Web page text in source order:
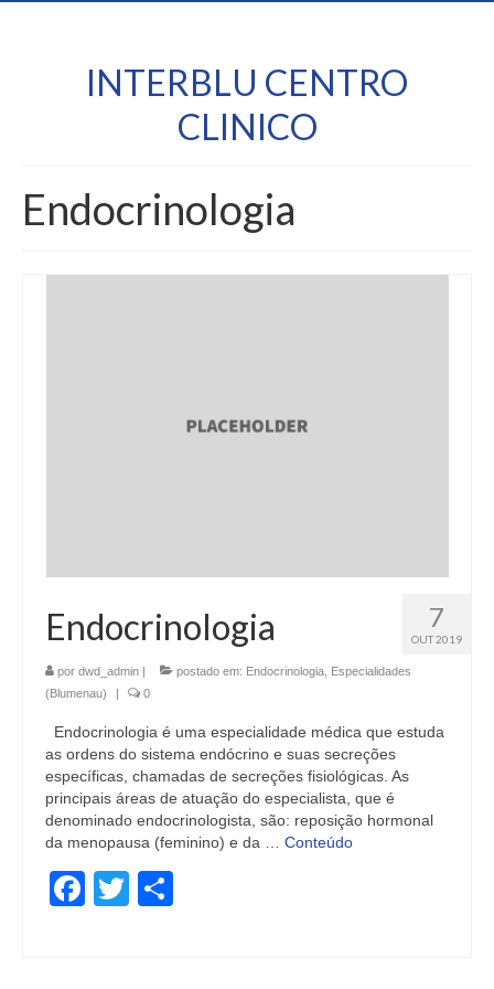
INTERBLU CENTRO
CLINICO
Endocrinologia
7
OUT 2019
Endocrinologia
por dwd_admin | postado em: Endocrinologia Especialidades
(Blumenau)
| 0
Endocrinologia é uma especialidade médica que estuda
as ordens do sistema endócrino e suas secreções
específicas, chamadas de secreções fisiológicas. As
principais áreas de atuação do especialista, que é
denominado endocrinologista, são: reposição hormonal
da menopausa (feminino) e da … Conteúdo
Facebook
Twitter